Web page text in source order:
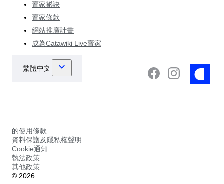
賣家祕訣
賣家條款
網站推廣計畫
成為Catawiki Live賣家
的使用條款
資料保護及隱私權聲明
Cookie通知
執法政策
其他政策
© 2026